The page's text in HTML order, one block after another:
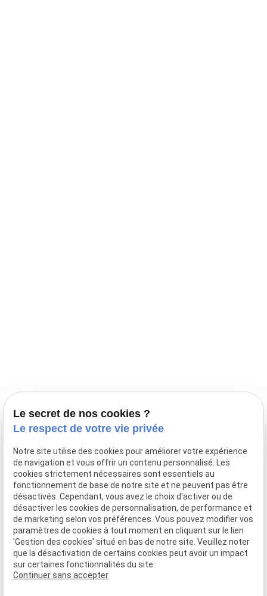
03 28 68 82 00
06 80 84 45 90
Adresse
10, chemin de Cassel
59470 BOLLEZEELE
Horaires
09:00 - 17:00
Lundi - Samedi
Le secret de nos cookies ?
Le respect de votre vie privée
Notre site utilise des cookies pour améliorer votre expérience
de navigation et vous offrir un contenu personnalisé. Les
cookies strictement nécessaires sont essentiels au
fonctionnement de base de notre site et ne peuvent pas être
désactivés. Cependant, vous avez le choix d'activer ou de
désactiver les cookies de personnalisation, de performance et
de marketing selon vos préférences. Vous pouvez modifier vos
paramètres de cookies à tout moment en cliquant sur le lien
'Gestion des cookies' situé en bas de notre site. Veuillez noter
que la désactivation de certains cookies peut avoir un impact
sur certaines fonctionnalités du site.
Continuer sans accepter